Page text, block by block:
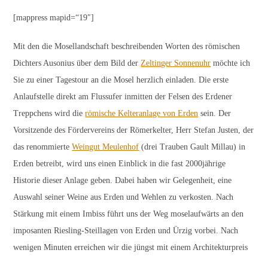
[mappress mapid=“19″]
Mit den die Mosellandschaft beschreibenden Worten des römischen
Dichters Ausonius über dem Bild derZeltinger Sonnenuhr möchte ich
Sie zu einer Tagestour an die Mosel herzlich einladen. Die erste
Anlaufstelle direkt am Flussufer inmitten der Felsen des Erdener
Treppchens wird dierömische Kelteranlage von Erden sein. Der
Vorsitzende des Fördervereins der Römerkelter, Herr Stefan Justen, der
das renommierteWeingut Meulenhof (drei Trauben Gault Millau) in
Erden betreibt, wird uns einen Einblick in die fast 2000jährige
Historie dieser Anlage geben. Dabei haben wir Gelegenheit, eine
Auswahl seiner Weine aus Erden und Wehlen zu verkosten. Nach
Stärkung mit einem Imbiss führt uns der Weg moselaufwärts an den
imposanten Riesling-Steillagen von Erden und Ürzig vorbei. Nach
wenigen Minuten erreichen wir die jüngst mit einem Architekturpreis